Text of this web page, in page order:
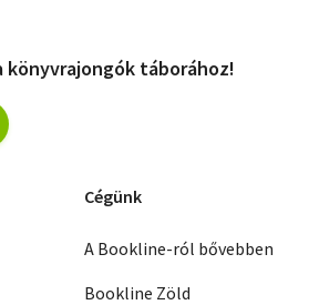
könyvrajongók táborához!
Cégünk
A Bookline-ról bővebben
Bookline Zöld